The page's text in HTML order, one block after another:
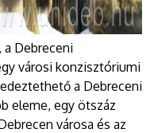
a Debreceni
városi konzisztóriumi
a Debreceni
eleme, egy ötszáz
városa és az